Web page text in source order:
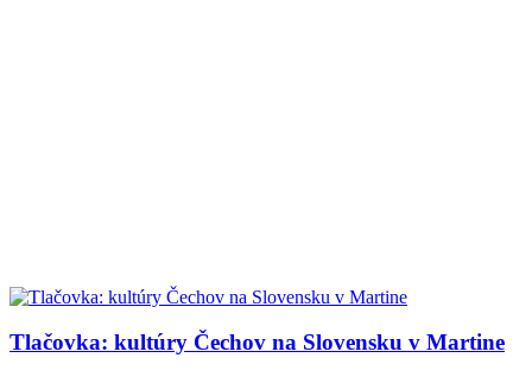
Tlačovka: kultúry Čechov na Slovensku v Martine